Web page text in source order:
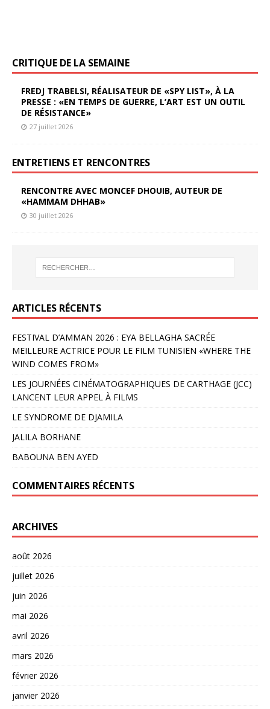
CRITIQUE DE LA SEMAINE
FREDJ TRABELSI, RÉALISATEUR DE «SPY LIST», À LA
PRESSE : «EN TEMPS DE GUERRE, L’ART EST UN OUTIL
DE RÉSISTANCE»
27 juillet 2026
ENTRETIENS ET RENCONTRES
RENCONTRE AVEC MONCEF DHOUIB, AUTEUR DE
«HAMMAM DHHAB»
30 juillet 2026
ARTICLES RÉCENTS
FESTIVAL D’AMMAN 2026 : EYA BELLAGHA SACRÉE
MEILLEURE ACTRICE POUR LE FILM TUNISIEN «WHERE THE
WIND COMES FROM»
LES JOURNÉES CINÉMATOGRAPHIQUES DE CARTHAGE (JCC)
LANCENT LEUR APPEL À FILMS
LE SYNDROME DE DJAMILA
JALILA BORHANE
BABOUNA BEN AYED
COMMENTAIRES RÉCENTS
ARCHIVES
août 2026
juillet 2026
juin 2026
mai 2026
avril 2026
mars 2026
février 2026
janvier 2026